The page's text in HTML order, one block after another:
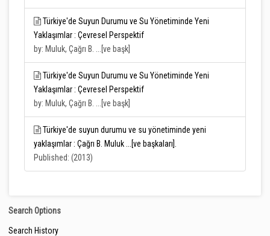
Türkiye'de Suyun Durumu ve Su Yönetiminde Yeni
Yaklaşımlar : Çevresel Perspektif
by: Muluk, Çağrı B. ...[ve başk]
Türkiye'de Suyun Durumu ve Su Yönetiminde Yeni
Yaklaşımlar : Çevresel Perspektif
by: Muluk, Çağrı B. ...[ve başk]
Türkiye'de suyun durumu ve su yönetiminde yeni
yaklaşımlar : Çağrı B. Muluk ...[ve başkaları].
Published: (2013)
Search Options
Search History